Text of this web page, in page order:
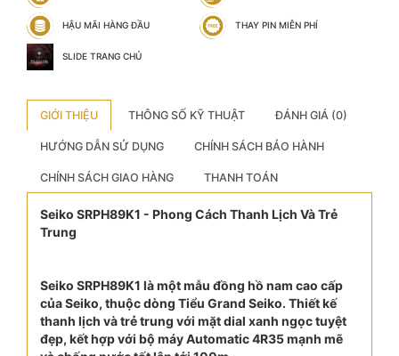
HẬU MÃI HÀNG ĐẦU THAY PIN MIỄN PHÍ
SLIDE TRANG CHỦ
GIỚI THIỆU THÔNG SỐ KỸ THUẬT ĐÁNH GIÁ (0)
HƯỚNG DẪN SỬ DỤNG CHÍNH SÁCH BẢO HÀNH
CHÍNH SÁCH GIAO HÀNG THANH TOÁN
Seiko SRPH89K1 - Phong Cách Thanh Lịch Và Trẻ
Trung
Seiko SRPH89K1 là một mẫu đồng hồ nam cao cấp
của Seiko, thuộc dòng Tiểu Grand Seiko. Thiết kế
thanh lịch và trẻ trung với mặt dial xanh ngọc tuyệt
đẹp, kết hợp với bộ máy Automatic 4R35 mạnh mẽ